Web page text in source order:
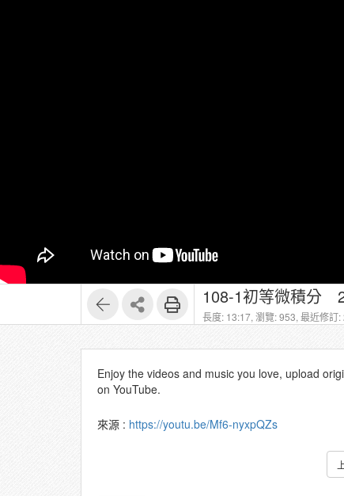
108-1初等微積分
長度: 13:17, 瀏覽: 953, 最近修訂
Enjoy the videos and music you love, upload
on YouTube.
來源 : https://youtu.be/Mf6-nyxpQZs